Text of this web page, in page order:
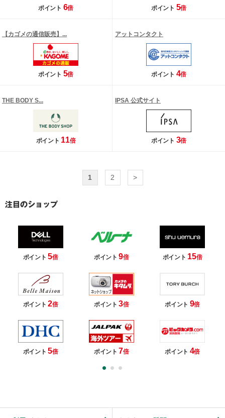
ポイント 6倍 ポイント 5倍
【カゴメの通信販売】...
ポイント 5倍
アットコンタクト
ポイント 4倍
THE BODY S...
ポイント 11倍
IPSA 公式サイト
ポイント 3倍
1 2 >
ポイント5倍 ポイント9倍 ポイント 15倍
ポイント2倍 ポイント3倍 ポイント 9倍
ポイント5倍 ポイント 7倍 ポイント 4倍